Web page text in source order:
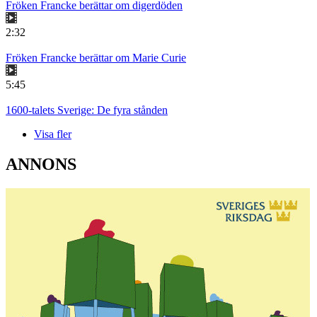
Fröken Francke berättar om digerdöden
2:32
Fröken Francke berättar om Marie Curie
5:45
1600-talets Sverige: De fyra stånden
Visa fler
ANNONS